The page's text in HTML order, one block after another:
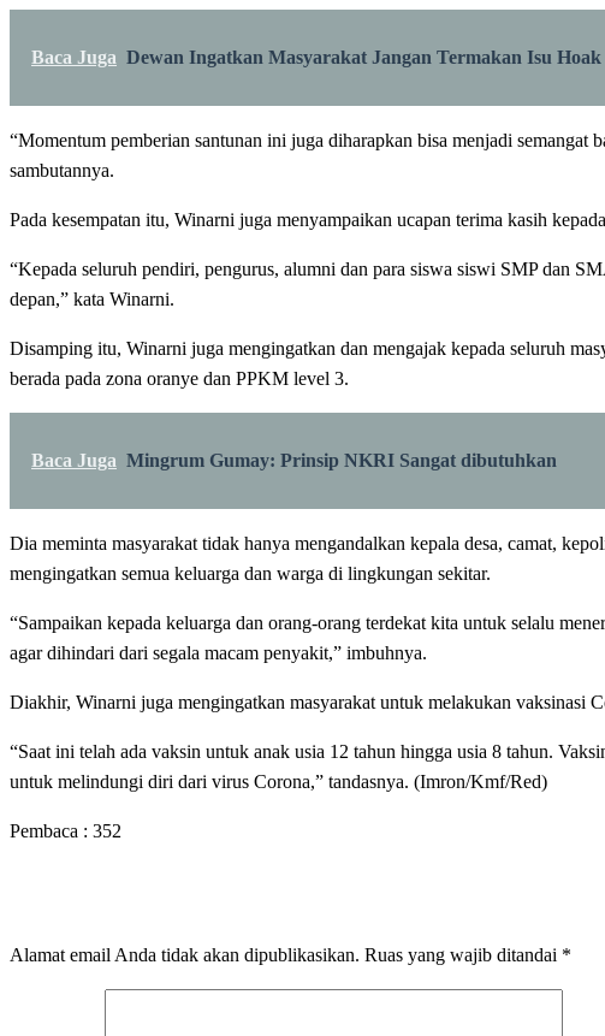
Baca Juga Dewan Ingatkan Masyarakat Jangan Termakan Isu Hoak
“Momentum pemberian santunan ini juga diharapkan bisa menjadi
sambutannya.
Pada kesempatan itu, Winarni juga menyampaikan ucapan terima kasih
“Kepada seluruh pendiri, pengurus, alumni dan para siswa siswi SMP dan
depan,” kata Winarni.
Disamping itu, Winarni juga mengingatkan dan mengajak kepada seluruh
berada pada zona oranye dan PPKM level 3.
Baca Juga Mingrum Gumay: Prinsip NKRI Sangat dibutuhkan
Dia meminta masyarakat tidak hanya mengandalkan kepala desa, camat,
mengingatkan semua keluarga dan warga di lingkungan sekitar.
“Sampaikan kepada keluarga dan orang-orang terdekat kita untuk selalu
agar dihindari dari segala macam penyakit,” imbuhnya.
Diakhir, Winarni juga mengingatkan masyarakat untuk melakukan vaksinasi
“Saat ini telah ada vaksin untuk anak usia 12 tahun hingga usia 8 tahun.
untuk melindungi diri dari virus Corona,” tandasnya. (Imron/Kmf/Red)
Pembaca : 352
Alamat email Anda tidak akan dipublikasikan. Ruas yang wajib ditandai *